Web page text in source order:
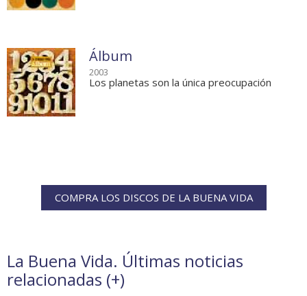
Álbum
2003
Los planetas son la única preocupación
COMPRA LOS DISCOS DE LA BUENA VIDA
La Buena Vida. Últimas noticias
relacionadas (+)